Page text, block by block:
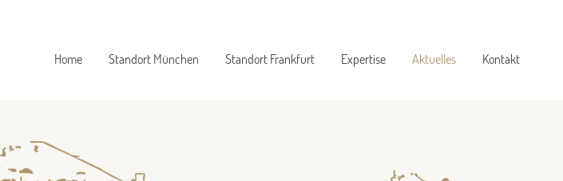
Home Standort München Standort Frankfurt Expertise Aktuelles Kontakt